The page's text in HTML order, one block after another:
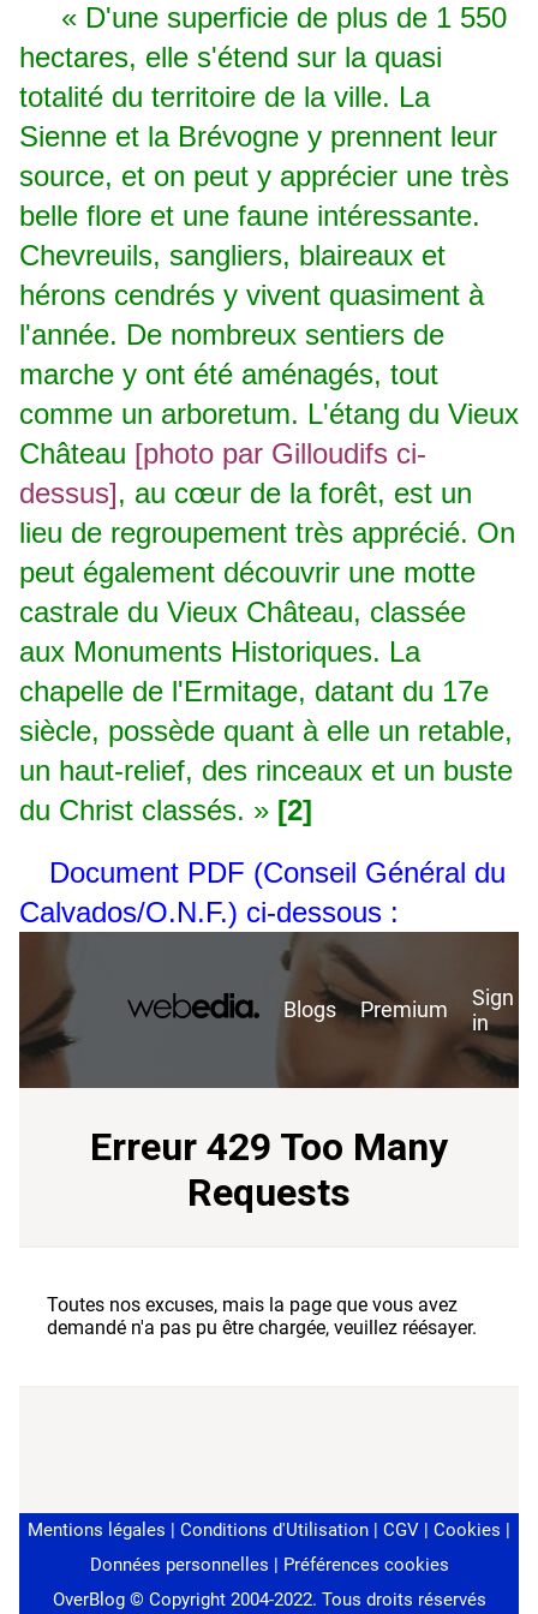
« D'une superficie de plus de 1 550
hectares, elle s'étend sur la quasi
totalité du territoire de la ville. La
Sienne et la Brévogne y prennent leur
source, et on peut y apprécier une très
belle flore et une faune intéressante.
Chevreuils, sangliers, blaireaux et
hérons cendrés y vivent quasiment à
l'année. De nombreux sentiers de
marche y ont été aménagés, tout
comme un arboretum. L'étang du Vieux
Château [photo par Gilloudifs ci-
dessus], au cœur de la forêt, est un
lieu de regroupement très apprécié. On
peut également découvrir une motte
castrale du Vieux Château, classée
aux Monuments Historiques. La
chapelle de l'Ermitage, datant du 17e
siècle, possède quant à elle un retable,
un haut-relief, des rinceaux et un buste
du Christ classés. » [2]
Document PDF (Conseil Général du
Calvados/O.N.F.) ci-dessous :